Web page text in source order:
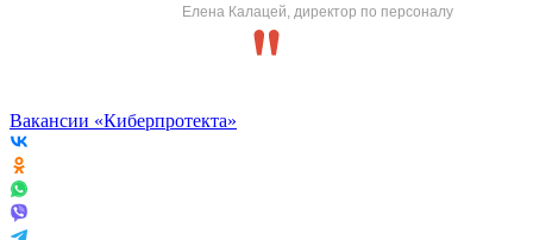
Елена Калацей, директор по персоналу
Вакансии «Киберпротекта»